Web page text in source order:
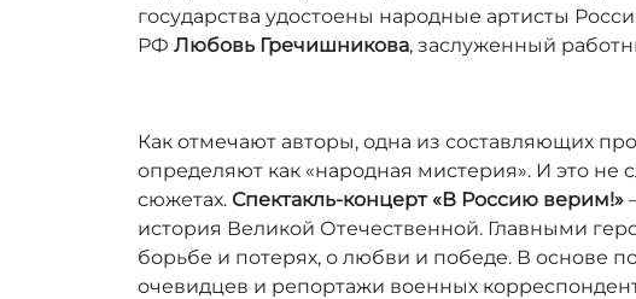
государства удостоены народные артисты
РФ Любовь Гречишникова, заслуженный
Как отмечают авторы, одна из составляющих
определяют как «народная мистерия». И это
сюжетах. Спектакль-концерт «В Россию верим!»
история Великой Отечественной. Главными
борьбе и потерях, о любви и победе. В основе
очевидцев и репортажи военных